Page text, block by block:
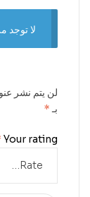
لا توجد
لن يتم نشر
بـ*
Your rating